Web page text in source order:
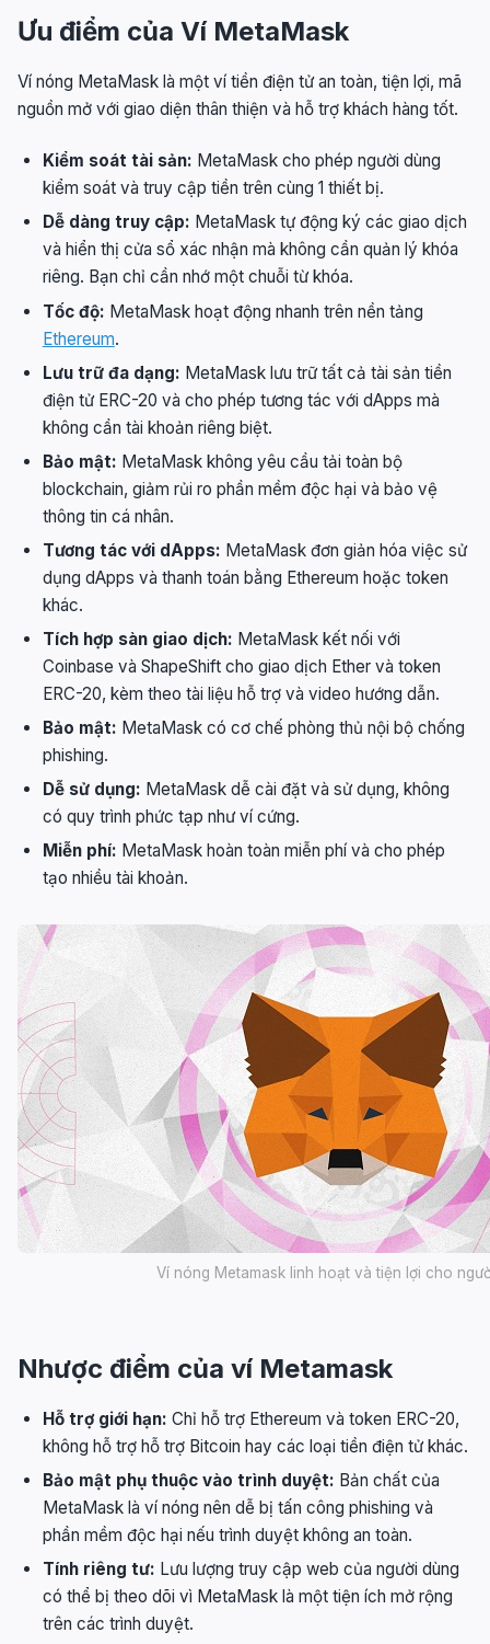
Ưu điểm của Ví MetaMask
Ví nóng MetaMask là một ví tiền điện tử an toàn, tiện lợi, mã
nguồn mở với giao diện thân thiện và hỗ trợ khách hàng tốt.
Kiểm soát tài sản: MetaMask cho phép người dùng
kiểm soát và truy cập tiền trên cùng 1 thiết bị.
Dễ dàng truy cập: MetaMask tự động ký các giao dịch
và hiển thị cửa sổ xác nhận mà không cần quản lý khóa
riêng. Bạn chỉ cần nhớ một chuỗi từ khóa.
Tốc độ: MetaMask hoạt động nhanh trên nền tảng
Ethereum.
Lưu trữ đa dạng: MetaMask lưu trữ tất cả tài sản tiền
điện tử ERC-20 và cho phép tương tác với dApps mà
không cần tài khoản riêng biệt.
Bảo mật: MetaMask không yêu cầu tải toàn bộ
blockchain, giảm rủi ro phần mềm độc hại và bảo vệ
thông tin cá nhân.
Tương tác với dApps: MetaMask đơn giản hóa việc sử
dụng dApps và thanh toán bằng Ethereum hoặc token
khác.
Tích hợp sàn giao dịch: MetaMask kết nối với
Coinbase và ShapeShift cho giao dịch Ether và token
ERC-20, kèm theo tài liệu hỗ trợ và video hướng dẫn.
Bảo mật: MetaMask có cơ chế phòng thủ nội bộ chống
phishing.
Dễ sử dụng: MetaMask dễ cài đặt và sử dụng, không
có quy trình phức tạp như ví cứng.
Miễn phí: MetaMask hoàn toàn miễn phí và cho phép
tạo nhiều tài khoản.
Ví nóng Metamask linh hoạt và tiện lợi cho
Nhược điểm của ví Metamask
Hỗ trợ giới hạn: Chỉ hỗ trợ Ethereum và token ERC-20,
không hỗ trợ hỗ trợ Bitcoin hay các loại tiền điện tử khác.
Bảo mật phụ thuộc vào trình duyệt: Bản chất của
MetaMask là ví nóng nên dễ bị tấn công phishing và
phần mềm độc hại nếu trình duyệt không an toàn.
Tính riêng tư: Lưu lượng truy cập web của người dùng
có thể bị theo dõi vì MetaMask là một tiện ích mở rộng
trên các trình duyệt.